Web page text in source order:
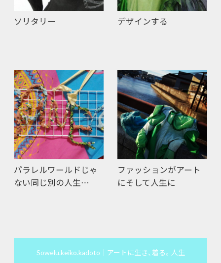
ソリタリー デザインする
パラレルワールドじゃ
ない同じ別の人生…
ファッションがアート
にそして人生に
Sowelu.keiko.kadoto｜アートに生き、着る。人生